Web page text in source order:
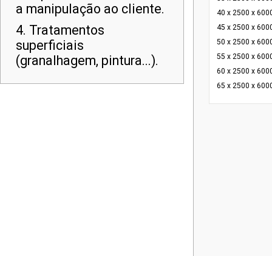
40 x 2500 x
45 x 2500 x
50 x 2500 x
55 x 2500 x
60 x 2500 x
65 x 2500 x
a manipulação ao cliente.
4. Tratamentos
superficiais
(granalhagem, pintura...).